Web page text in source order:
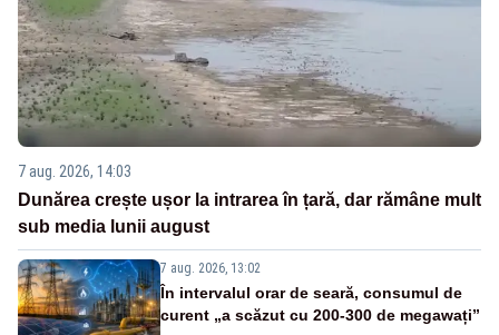
7 aug. 2026, 14:03
Dunărea crește ușor la intrarea în țară, dar rămâne mult
sub media lunii august
7 aug. 2026, 13:02
În intervalul orar de seară, consumul de
curent „a scăzut cu 200-300 de megawați”